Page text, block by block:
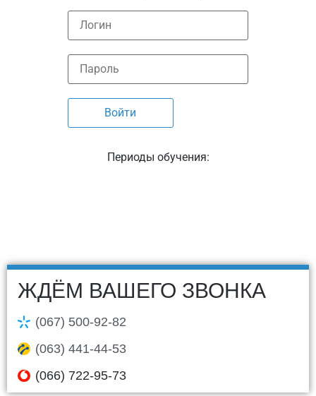
Периоды обучения:
ЖДЁМ ВАШЕГО ЗВОНКА
(067) 500-92-82
(063) 441-44-53
(066) 722-95-73